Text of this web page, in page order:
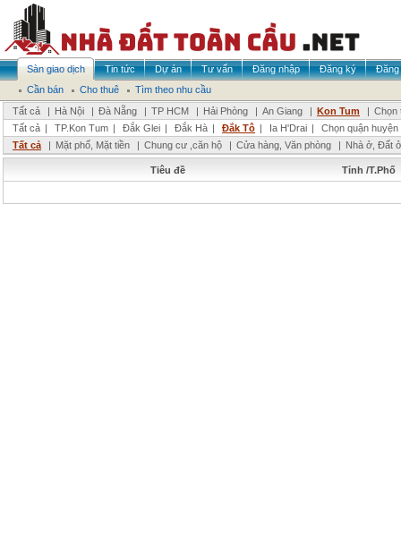
Sàn giao dịch Tin tức Dự án Tư vấn Đăng nhập Đăng ký
Đăng
Cần bán
Cho thuê
Tìm theo nhu cầu
Tất cả
| Hà Nội | Đà Nẵng | TP HCM | Hải Phòng | An Giang | Kon Tum | Chọn
Tất cả | TP.Kon Tum | Đắk Glei | Đắk Hà | Đắk Tô | Ia H'Drai |
Chọn quận huyện
Tất cả
| Mặt phố, Mặt tiền | Chung cư ,căn hộ | Cửa hàng, Văn phòng | Nhà ở, Đất ở
Tiêu đề Tỉnh /T.Phố